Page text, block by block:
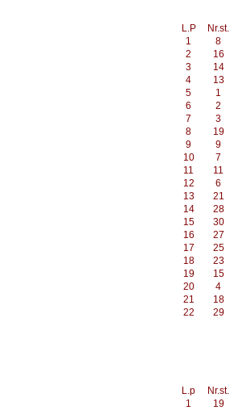
L.P Nr.st.
1
8
2
16
3
14
4
13
5
1
6
2
7
3
8
19
9
9
10
7
11
11
12
6
13
21
14
28
15
30
16
27
17
25
18
23
19
15
20
4
21
18
22
29
L.p
Nr.st.
1
19